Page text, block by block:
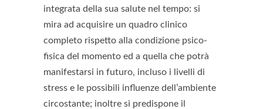
integrata della sua salute nel tempo: si
mira ad acquisire un quadro clinico
completo rispetto alla condizione psico-
fisica del momento ed a quella che potrà
manifestarsi in futuro, incluso i livelli di
stress e le possibili influenze dell’ambiente
circostante; inoltre si predispone il